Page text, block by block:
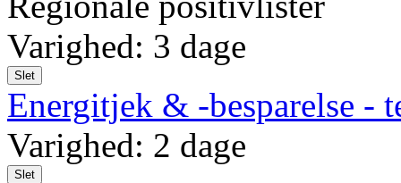
Varighed: 3 dage
Slet
Energitjek & -besparelse -
Varighed: 2 dage
Slet